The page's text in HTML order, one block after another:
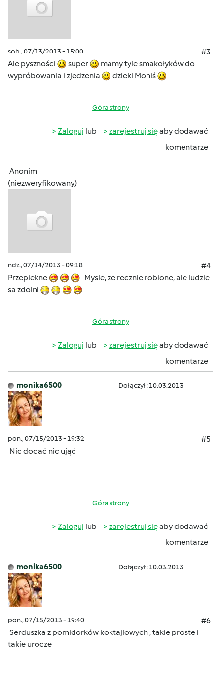
sob., 07/13/2013 - 15:00
#3
Ale pyszności
super
mamy tyle smakołyków do
wypróbowania i zjedzenia
dzieki Moniś
Góra strony
Zaloguj lub zarejestruj sięaby dodawać
komentarze
Anonim
(niezweryfikowany)
ndz., 07/14/2013 - 09:18
#4
Przepiekne
Mysle, ze recznie robione, ale ludzie
sa zdolni
Góra strony
Zaloguj lub zarejestruj sięaby dodawać
komentarze
monika6500 Dołączył : 10.03.2013
pon., 07/15/2013 - 19:32
#5
Nic dodać nic ująć
Góra strony
Zaloguj lub zarejestruj sięaby dodawać
komentarze
monika6500 Dołączył : 10.03.2013
pon., 07/15/2013 - 19:40
#6
Serduszka z pomidorków koktajlowych , takie proste i
takie urocze